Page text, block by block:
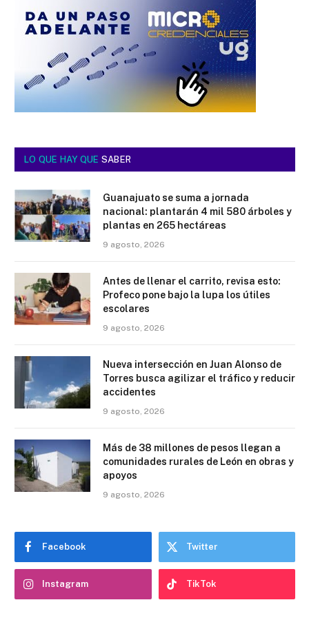
LO QUE HAY QUE SABER
Guanajuato se suma a jornada
nacional: plantarán 4 mil 580 árboles y
plantas en 265 hectáreas
9 agosto, 2026
Antes de llenar el carrito, revisa esto:
Profeco pone bajo la lupa los útiles
escolares
9 agosto, 2026
Nueva intersección en Juan Alonso de
Torres busca agilizar el tráfico y reducir
accidentes
9 agosto, 2026
Más de 38 millones de pesos llegan a
comunidades rurales de León en obras y
apoyos
9 agosto, 2026
Facebook Twitter
Instagram TikTok